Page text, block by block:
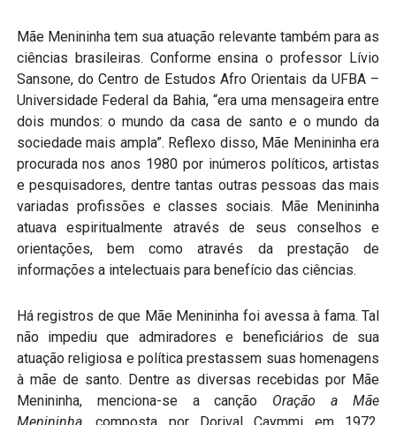
Mãe Menininha tem sua atuação relevante também para as
ciências brasileiras. Conforme ensina o professor Lívio
Sansone, do Centro de Estudos Afro Orientais da UFBA –
Universidade Federal da Bahia, “era uma mensageira entre
dois mundos: o mundo da casa de santo e o mundo da
sociedade mais ampla”. Reflexo disso, Mãe Menininha era
procurada nos anos 1980 por inúmeros políticos, artistas
e pesquisadores, dentre tantas outras pessoas das mais
variadas profissões e classes sociais. Mãe Menininha
atuava espiritualmente através de seus conselhos e
orientações, bem como através da prestação de
informações a intelectuais para benefício das ciências.
Há registros de que Mãe Menininha foi avessa à fama. Tal
não impediu que admiradores e beneficiários de sua
atuação religiosa e política prestassem suas homenagens
à mãe de santo. Dentre as diversas recebidas por Mãe
Menininha, menciona-se a canção Oração a Mãe